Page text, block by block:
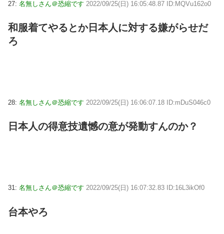
27: 名無しさん＠恐縮です 2022/09/25(日) 16:05:48.87 ID:MQVu162o0
和服着てやるとか日本人に対する嫌がらせだ
ろ
28: 名無しさん＠恐縮です 2022/09/25(日) 16:06:07.18 ID:mDuS046c0
日本人の得意技遺憾の意が発動すんのか？
31: 名無しさん＠恐縮です 2022/09/25(日) 16:07:32.83 ID:16L3ikOf0
台本やろ